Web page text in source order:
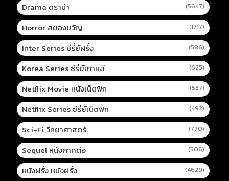
Drama ดราม่า (5647)
Horror สยองขวัญ (1717)
Inter Series ซีรี่ย์ฝรั่ง (586)
Korea Series ซีรี่ย์เกาหลี (625)
Netflix Movie หนังเน็ตฟิก (537)
Netflix Series ซีรี่ย์เน็ตฟิก (492)
Sci-Fi วิทยาศาสตร์ (770)
Sequel หนังภาคต่อ (506)
หนังฝรั่ง หนังฝรั่ง (4629)